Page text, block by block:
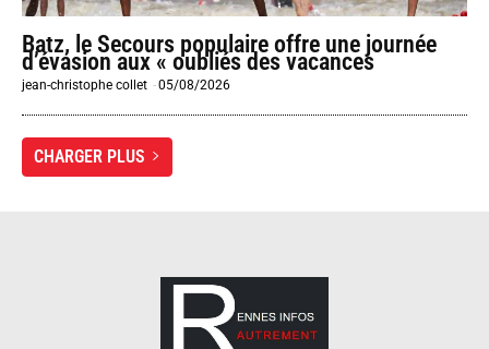
Batz, le Secours populaire offre une journée
d’évasion aux « oubliés des vacances
jean-christophe collet -05/08/2026
CHARGER PLUS